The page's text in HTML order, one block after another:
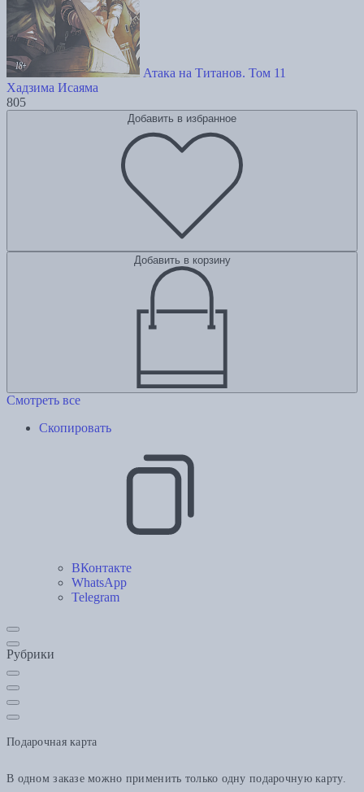
Атака на Титанов. Том 11
Хадзима Исаяма
805
Добавить в избранное
Добавить в корзину
Смотреть все
Скопировать
ВКонтакте
WhatsApp
Telegram
Рубрики
Подарочная карта
В одном заказе можно применить только одну подарочную карту.